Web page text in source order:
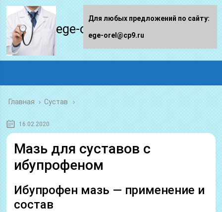
ege-orel.ru
Главная › Сустав
16.02.2020
Мазь для суставов с
ибупрофеном
Ибупрофен мазь — применение и
состав
Для любых предложений по сайту:
ege-orel@cp9.ru